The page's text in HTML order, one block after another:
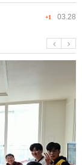
+1 03.28